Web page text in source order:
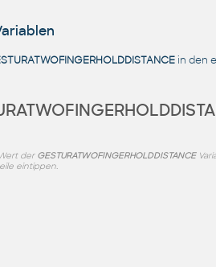
in den
der GESTURATWOFINGERHOLDDISTANCE
eintippen.